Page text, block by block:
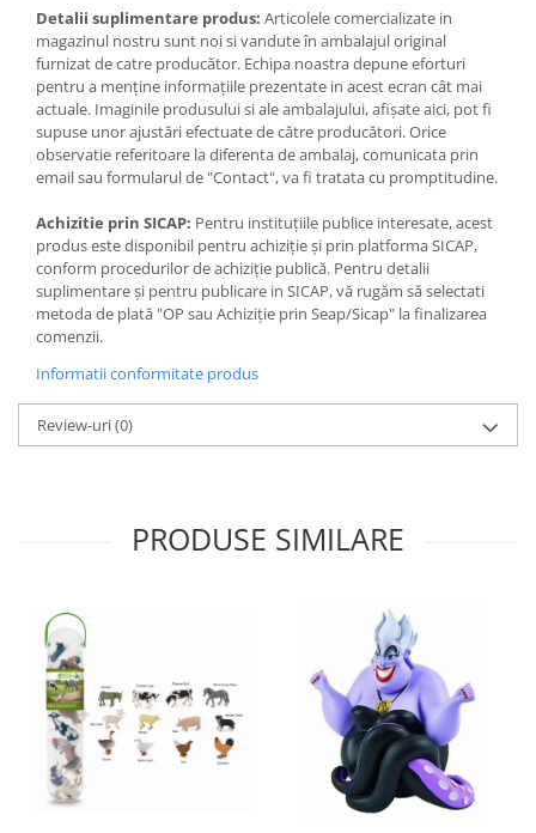
Jocuri de memorie
Jocuri cu litere
Jocuri cu numere
Jocuri de indemanare
Jocuri de carti
Jocuri de podea
Carti pe alese
Carti pentru copii 1 an
Carti pentru copii 4 ani
Carti pentru copii 8 ani
Carticele interactive
Cadouri copii
Ceasuri copii
Cutii muzicale
Idei cadou fetite
Cadouri bebelusi
Detalii suplimentare produs: Articolele comercializate in
magazinul nostru sunt noi si vandute în ambalajul original
furnizat de catre producător. Echipa noastra depune eforturi
pentru a menține informațiile prezentate in acest ecran cât mai
actuale. Imaginile produsului si ale ambalajului, afișate aici, pot fi
supuse unor ajustări efectuate de către producători. Orice
observatie referitoare la diferenta de ambalaj, comunicata prin
email sau formularul de "Contact", va fi tratata cu promptitudine.
Achizitie prin SICAP: Pentru instituțiile publice interesate, acest
produs este disponibil pentru achiziție și prin platforma SICAP,
conform procedurilor de achiziție publică. Pentru detalii
suplimentare și pentru publicare in SICAP, vă rugăm să selectati
metoda de plată "OP sau Achiziție prin Seap/Sicap" la finalizarea
comenzii.
Informatii conformitate produs
Review-uri(0)
PRODUSE SIMILARE